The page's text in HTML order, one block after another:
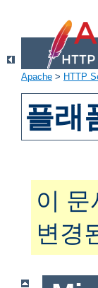
Apache > HTTP
플래
이
변경